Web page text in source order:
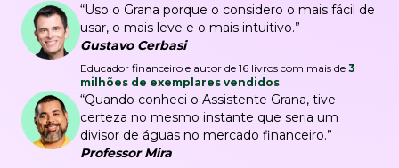
“Uso o Grana porque o considero o mais fácil de
usar, o mais leve e o mais intuitivo.”
Gustavo Cerbasi
Educador financeiro e autor de 16 livros com mais de 3
milhões de exemplares vendidos
“Quando conheci o Assistente Grana, tive
certeza no mesmo instante que seria um
divisor de águas no mercado financeiro.”
Professor Mira